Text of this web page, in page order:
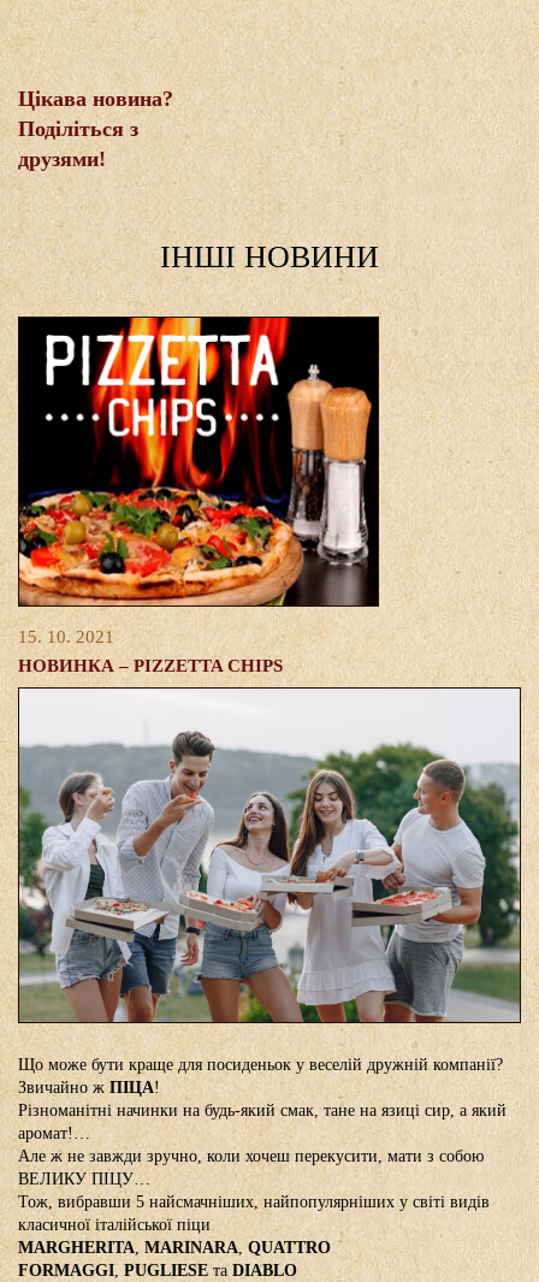
Цікава новина?
Поділіться з
друзями!
IНШI НОВИНИ
15. 10. 2021
НОВИНКА – PIZZETTA CHIPS
Що може бути краще для посиденьок у веселій дружній компанії?
Звичайно ж ПІЦА!
Різноманітні начинки на будь-який смак, тане на язиці сир, а який
аромат!…
Але ж не завжди зручно, коли хочеш перекусити, мати з собою
ВЕЛИКУ ПІЦУ…
Тож, вибравши 5 найсмачніших, найпопулярніших у світі видів
класичної італійської піци
MARGHERITA MARINARA QUATTRO
FORMAGGI PUGLIESE та DIABLO